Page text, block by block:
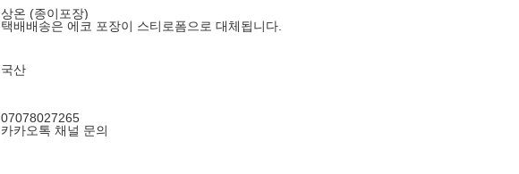
상온 (종이포장)
택배배송은 에코 포장이 스티로폼으로 대체됩니다.
국산
07078027265
카카오톡 채널 문의